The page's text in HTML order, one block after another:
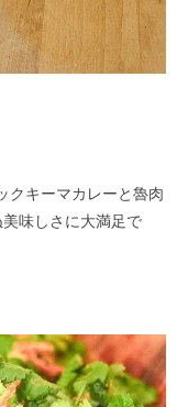
クキーマカレーと魯肉
味しさに大満足で